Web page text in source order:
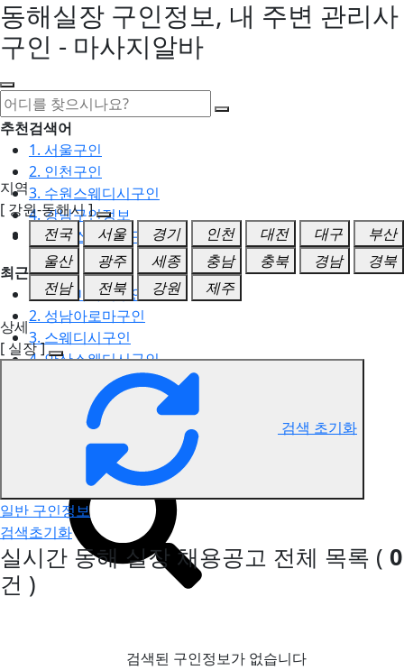
동해실장 구인정보, 내 주변 관리사
구인 - 마사지알바
추천검색어
1. 서울구인
2. 인천구인
3. 수원스웨디시구인
4. 강남구인정보
5. 동탄스웨디시구인
최근검색어
1. 일산마사지구인
2. 성남아로마구인
3. 스웨디시구인
4. 안산스웨디시구인
5. 아로마구인
동해 실장 구인정보
지역
[ 강원-동해시 ]
전국
서울 경기 인천 대전 대구
부산
울산
광주 세종 충남 충북 경남
경북
전남
전북 강원
제주
상세
[ 실장 ]
검색 초기화
일반 구인정보
검색초기화
실시간 동해 실장 채용공고 전체 목록 ( 0
건 )
검색된 구인정보가 없습니다